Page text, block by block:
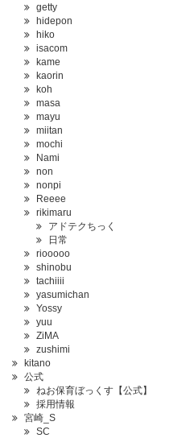
getty
hidepon
hiko
isacom
kame
kaorin
koh
masa
mayu
miitan
mochi
Nami
non
nonpi
Reeee
rikimaru
アドテクちっく
日常
riooooo
shinobu
tachiiii
yasumichan
Yossy
yuu
ZiMA
zushimi
kitano
公式
ねお保育ぼっくす【公式】
採用情報
宮崎_S
SC